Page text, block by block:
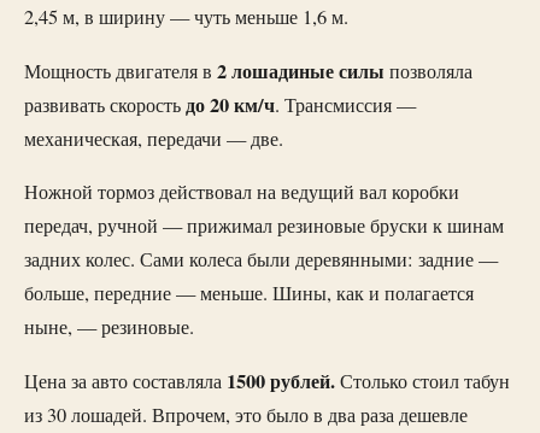
2,45 м, в ширину — чуть меньше 1,6 м.
Мощность двигателя в 2 лошадиные силы позволяла
развивать скоростьдо 20 км/ч. Трансмиссия —
механическая, передачи — две.
Ножной тормоз действовал на ведущий вал коробки
передач, ручной — прижимал резиновые бруски к шинам
задних колес. Сами колеса были деревянными: задние —
больше, передние — меньше. Шины, как и полагается
ныне, — резиновые.
Цена за авто составляла 1500 рублей.Столько стоил табун
из 30 лошадей. Впрочем, это было в два раза дешевле